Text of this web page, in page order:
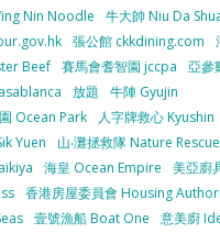
Nin Noodle
牛大帥 Niu Da
張公館 ckkdining.com
Beef 賽馬會耆智園 jccpa
亞參
放題
牛陣 Gyujin
Ocean Park
人字牌救心 Kyushin
Yuen
山‧灘拯救隊 Nature Rescue
海皇 Ocean Empire
美亞廚
香港房屋委員會 Housing
壹號漁船 Boat One
意美廚